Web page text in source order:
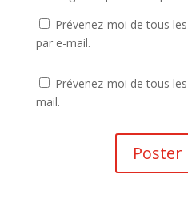
Prévenez-moi de tous
par e-mail.
Prévenez-moi de tous
mail.